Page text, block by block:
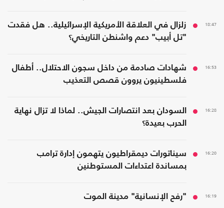
18:47
زلزال في العلاقة الأمريكية الإسرائيلية.. هل فقدت
"تل أبيب" دعم واشنطن التاريخي؟
16:53
شهادات صادمة من داخل سجون الاحتلال.. أطفال
فلسطينيون يروون قصص التعذيب
16:28
السودان بعد انتصارات الجيش.. لماذا لا تزال نهاية
الحرب بعيدة؟
16:20
سيناتورات ديمقراطيون يتهمون إدارة ترامب
بمساندة اعتداءات المستوطنين
16:19 "رفح الإنسانية" مدينة الموت